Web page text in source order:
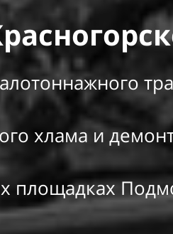
хлама и
площадках